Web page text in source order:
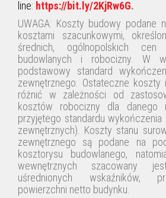
line: https://bit.ly/2KjRw6G.
UWAGA: Koszty budowy podane
kosztami szacunkowymi,
średnich, ogólnopolskich cen
budowlanych i robocizny. W
podstawowy standard
zewnętrznego. Ostateczne
różnić w zależności od
kosztów robocizny dla danego
przyjętego standardu wykończenia
zewnętrznych). Koszty stanu
zewnętrznego są podane na
kosztorysu budowlanego,
wewnętrznych szacowany
uśrednionych wskaźników,
powierzchni netto budynku.